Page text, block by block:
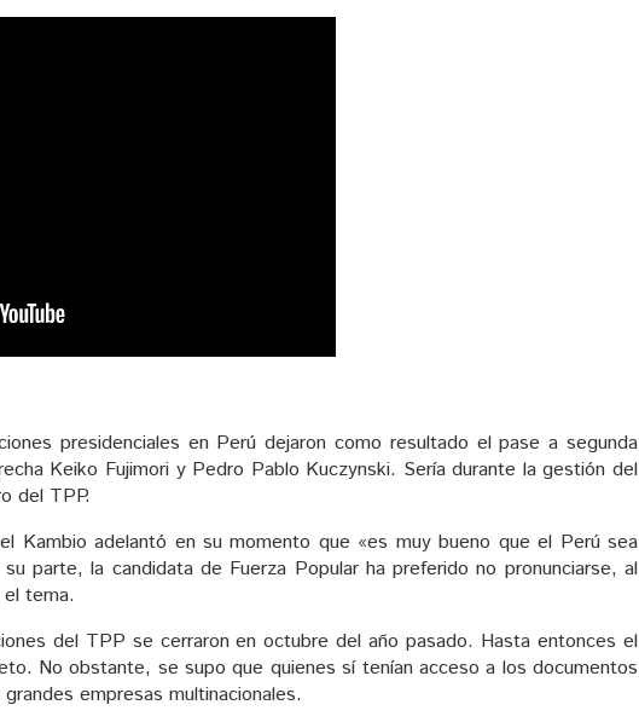
presidenciales en Perú dejaron como resultado el pase a segunda
Keiko Fujimori y Pedro Pablo Kuczynski. Sería durante la gestión del
del TPP.
Kambio adelantó en su momento que «es muy bueno que el Perú sea
parte, la candidata de Fuerza Popular ha preferido no pronunciarse, al
tema.
del TPP se cerraron en octubre del año pasado. Hasta entonces el
No obstante, se supo que quienes sí tenían acceso a los documentos
empresas multinacionales.